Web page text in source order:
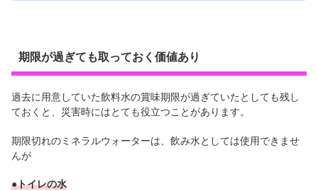
期限が過ぎても取っておく価値あり
過去に用意していた飲料水の賞味期限が過ぎていたとしても残し
ておくと、災害時にはとても役立つことがあります。
期限切れのミネラルウォーターは、飲み水としては使用できませ
んが
●トイレの水